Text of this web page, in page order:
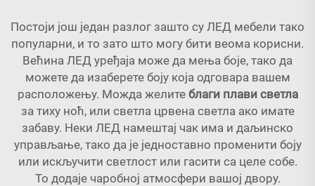
Постоји још један разлог зашто су ЛЕД мебели тако
популарни, и то зато што могу бити веома корисни.
Већина ЛЕД уређаја може да мења боје, тако да
можете да изаберете боју која одговара вашем
расположењу. Можда желите благи плави светла
за тиху ноћ, или светла црвена светла ако имате
забаву. Неки ЛЕД намештај чак има и даљинско
управљање, тако да је једноставно променити боју
или искључити светлост или гасити са целе собе.
То додаје чаробној атмосфери вашој двору.